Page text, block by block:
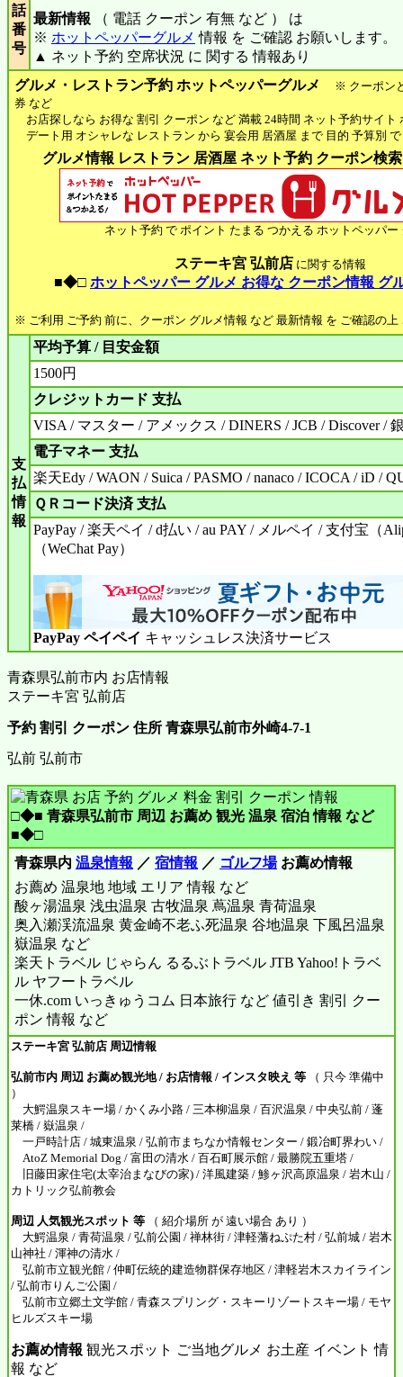
話
番
号
最新情報 （ 電話 クーポン 有無 など ） は
※ ホットペッパーグルメ 情報 を ご確認 お願いします。
▲ ネット予約 空席状況 に 関する 情報あり
グルメ・レストラン予約 ホットペッパーグルメ
※ クーポン
券 など
お店探しなら お得な 割引 クーポン など 満載 24時間 ネット予約サイト
デート用 オシャレな レストラン から 宴会用 居酒屋 まで 目的 予算別
グルメ情報 レストラン 居酒屋 ネット予約 クーポン検
ネット予約 で ポイント たまる つかえる ホットペッパー
ステーキ宮 弘前店に関する情報
■◆□ ホットペッパー グルメ お得な クーポン情報 グ
※ ご利用 ご予約 前に、クーポン グルメ情報 など 最新情報 を ご確認の上
支
払
情
報
平均予算 / 目安金額
1500円
クレジットカード 支払
VISA / マスター / アメックス / DINERS / JCB / Discover /
電子マネー 支払
楽天Edy / WAON / Suica / PASMO / nanaco / ICOCA / iD /
ＱＲコード決済 支払
PayPay / 楽天ペイ / d払い / au PAY / メルペイ / 支付宝（
（WeChat Pay）
PayPay ペイペイ キャッシュレス決済サービス
青森県弘前市内 お店情報
ステーキ宮 弘前店
予約 割引 クーポン 住所 青森県弘前市外崎4-7-1
弘前 弘前市
□◆■ 青森県弘前市 周辺 お薦め 観光 温泉 宿泊 情報 など
■◆□
青森県内 温泉情報 ／ 宿情報 ／ ゴルフ場お薦め情報
お薦め 温泉地 地域 エリア 情報 など
酸ヶ湯温泉 浅虫温泉 古牧温泉 蔦温泉 青荷温泉
奥入瀬渓流温泉 黄金崎不老ふ死温泉 谷地温泉 下風呂温泉
嶽温泉 など
楽天トラベル じゃらん るるぶトラベル JTB Yahoo!トラベ
ル ヤフートラベル
一休.com いっきゅうコム 日本旅行 など 値引き 割引 クー
ポン 情報 など
ステーキ宮 弘前店 周辺情報
弘前市内 周辺 お薦め観光地 / お店情報 / インスタ映え 等 （ 只今 準備中
）
大鰐温泉スキー場 / かくみ小路 / 三本柳温泉 / 百沢温泉 / 中央弘前 / 蓬
莱橋 / 嶽温泉 /
一戸時計店 / 城東温泉 / 弘前市まちなか情報センター / 鍛冶町界わい /
AtoZ Memorial Dog / 富田の清水 / 百石町展示館 / 最勝院五重塔 /
旧藤田家住宅(太宰治まなびの家) / 洋風建築 / 鯵ヶ沢高原温泉 / 岩木山 /
カトリック弘前教会
周辺 人気観光スポット 等 （ 紹介場所 が 遠い場合 あり ）
大鰐温泉 / 青荷温泉 / 弘前公園 / 禅林街 / 津軽藩ねぷた村 / 弘前城 / 岩木
山神社 / 渾神の清水 /
弘前市立観光館 / 仲町伝統的建造物群保存地区 / 津軽岩木スカイライン
/ 弘前市りんご公園 /
弘前市立郷土文学館 / 青森スプリング・スキーリゾートスキー場 / モヤ
ヒルズスキー場
お薦め情報 観光スポット ご当地グルメ お土産 イベント 情
報 など